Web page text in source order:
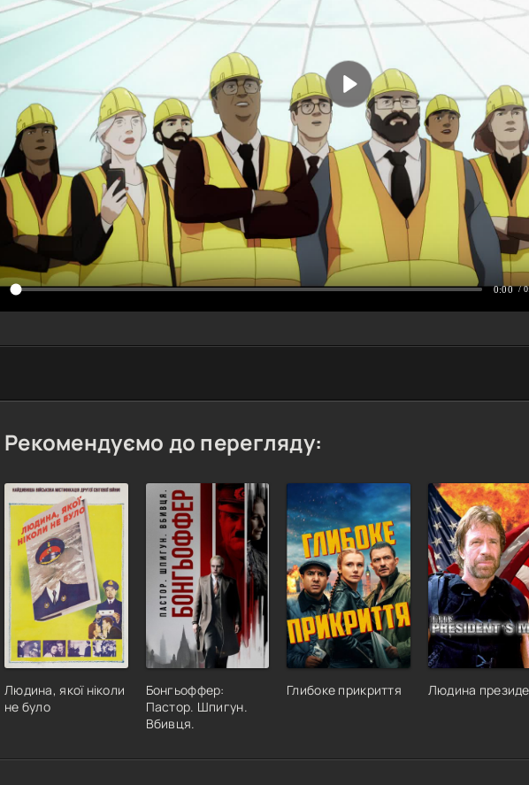
Рекомендуємо до перегляду:
Людина, якої ніколи
не було
Бонгьоффер:
Пастор. Шпигун.
Вбивця.
Глибоке прикриття Людина